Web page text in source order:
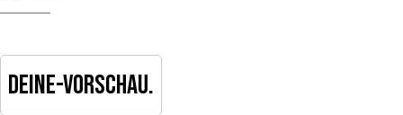
Deine-Vorschau.